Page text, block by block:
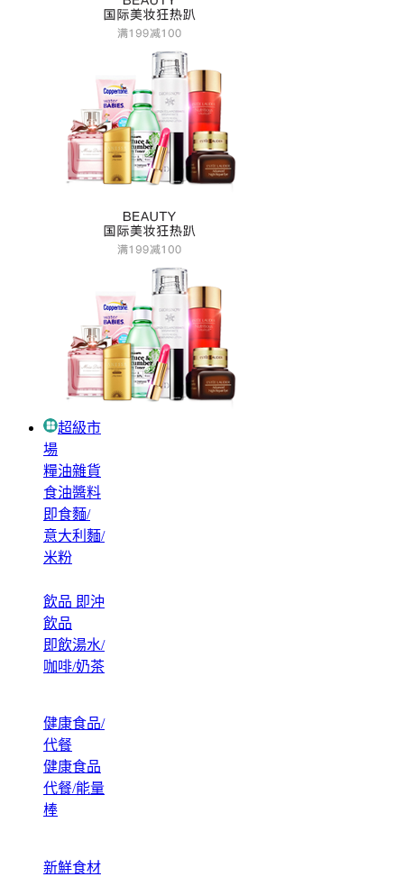
超級市
場
糧油雜貨
食油醬料
即食麵/
意大利麵/
米粉
飲品 即沖
飲品
即飲湯水/
咖啡/奶茶
健康食品/
代餐
健康食品
代餐/能量
棒
新鮮食材